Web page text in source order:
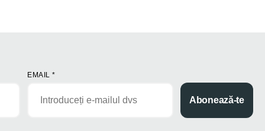
EMAIL*
Abonează-te